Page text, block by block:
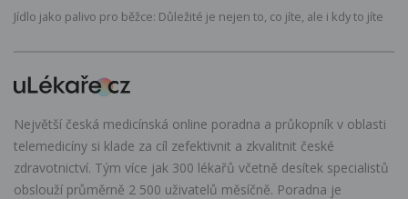
Jídlo jako palivo pro běžce: Důležité je nejen to, co jíte, ale i kdy to jíte
Největší česká medicínská online poradna a průkopník v oblasti
telemedicíny si klade za cíl zefektivnit a zkvalitnit české
zdravotnictví. Tým více jak 300 lékařů včetně desítek specialistů
obslouží průměrně 2 500 uživatelů měsíčně. Poradna je